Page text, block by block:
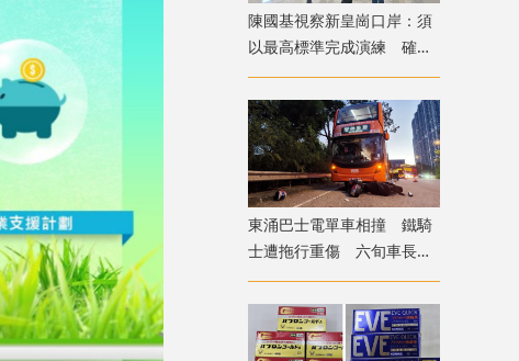
陳國基視察新皇崗口岸：須
以最高標準完成演練 確保
通關萬無一失
東涌巴士電單車相撞 鐵騎
士遭拖行重傷 六旬車長涉
危駕被捕